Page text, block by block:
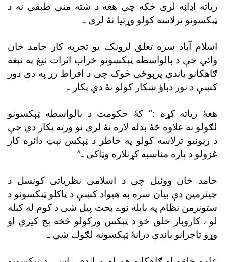
زياته اډاڼه لرى ځکه چې هغه د شته منې طبقې نه د
ټېکسونو ترلاسه کولو وړتيا نۀ لرى ـ
اسلام آباد سره تعلق لرونکے يو تجزيه کار حامد خان
وائي چې د بالواسطه ټېکسونو خراب اثرات نيغ په نېغه
ګاهکانو باندې پرېوځي څوک چې د افراط زر په دې دور
کښې د نور دباؤ ښکار کولو نۀ دي پکار ـ
هغۀ زياته کړه :” کۀ حکومت د بالواسطه ټېکسونو
لګولو نه علاوه څۀ بدله لاره نۀ لرى نو ورته پکار دي چې
د ريونيو ترلاسه کولو په خاطر د ټېکس نېټ دائره کار
غزولو د پاره مناسبه کړنلاره وټاکى ـ”
حامد خان ووئيل چې د اسلامى نظرياتى کونسل د
چيئرمين دې بيان سره به هيواد کښې د ټاکلو ټېکسونو د
ستونزمن نظام په بابله نوے بحث پيل شى د کوم له کبله
لوے کاروبار خلق خو د ټېکس ورکولو څخه بچ کيږي او
وړو تاجرانو باندې درانۀ ټېکسونه لګولے شي ـ